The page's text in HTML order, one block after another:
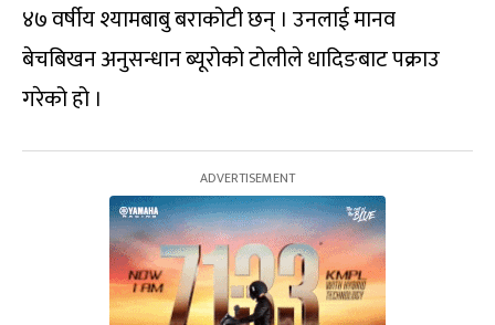
४७ वर्षीय श्यामबाबु बराकोटी छन् । उनलाई मानव
बेचबिखन अनुसन्धान ब्यूरोको टोलीले धादिङबाट पक्राउ
गरेको हो ।